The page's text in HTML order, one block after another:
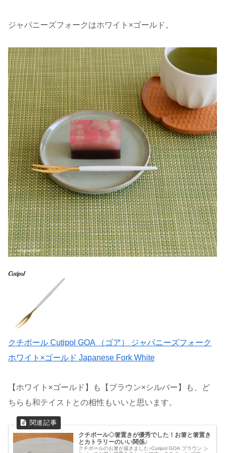
ジャパニーズフォークはホワイト×ゴールド。
クチポール Cutipol GOA （ゴア） ジャパニーズフォーク
ホワイト×ゴールド Japanese Fork White
【ホワイト×ゴールド】も【ブラウン×シルバー】も、ど
ちらも和テイストとの相性もいいと思います。
クチポール◇箸置きが優秀でした！お箸と箸置き
とカトラリーのいい関係♪
クチポールのお箸が届きました♪Cutipol GOA ブラウン シ